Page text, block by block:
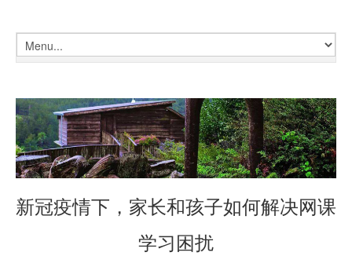
新冠疫情下，家长和孩子如何解决网课
学习困扰